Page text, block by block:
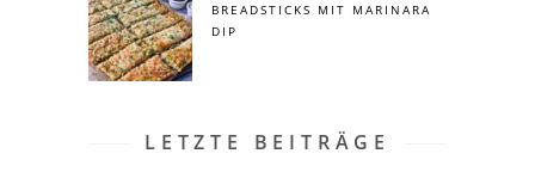
BREADSTICKS MIT MARINARA
DIP
LETZTE BEITRÄGE